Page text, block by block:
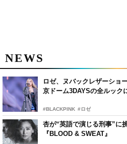
NEWS
ロゼ、ヌバックレザーシ
京ドーム3DAYSの全ルック
#BLACKPINK #ロゼ
杏が“英語で演じる刑事”
『BLOOD & SWEAT』